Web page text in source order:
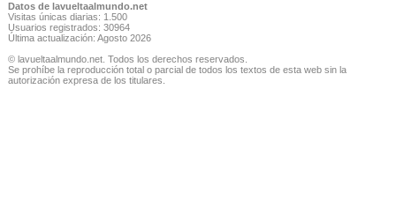
Datos de lavueltaalmundo.net
Visitas únicas diarias: 1.500
Usuarios registrados: 30964
Última actualización: Agosto 2026
© lavueltaalmundo.net. Todos los derechos reservados.
Se prohíbe la reproducción total o parcial de todos los textos de esta web sin la
autorización expresa de los titulares.